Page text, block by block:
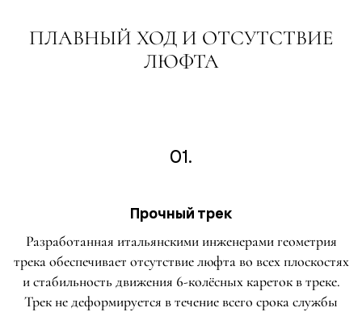
ПЛАВНЫЙ ХОД И ОТСУТСТВИЕ
ЛЮФТА
01.
Прочный трек
Разработанная итальянскими инженерами геометрия
трека обеспечивает отсутствие люфта во всех плоскостях
и стабильность движения 6-колёсных кареток в треке.
Трек не деформируется в течение всего срока службы